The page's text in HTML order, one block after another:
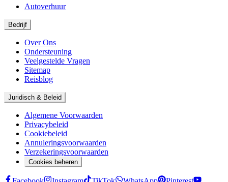
Autoverhuur
Bedrijf
Over Ons
Ondersteuning
Veelgestelde Vragen
Sitemap
Reisblog
Juridisch & Beleid
Algemene Voorwaarden
Privacybeleid
Cookiebeleid
Annuleringsvoorwaarden
Verzekeringsvoorwaarden
Cookies beheren